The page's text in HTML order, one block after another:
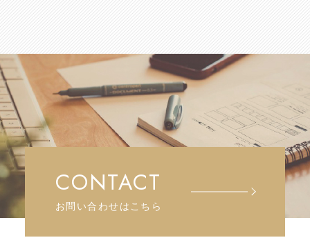
CONTACT
お問い合わせはこちら